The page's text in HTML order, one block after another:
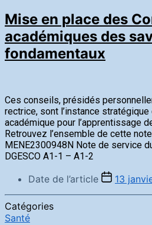
Mise en place des
académiques des
fondamentaux
Ces conseils, présidés
rectrice, sont l’instance
académique pour l’apprentissage
Retrouvez l’ensemble de cette
MENE2300948N Note de service
DGESCO A1-1 – A1-2
Date de l’article 13
Catégories
Santé